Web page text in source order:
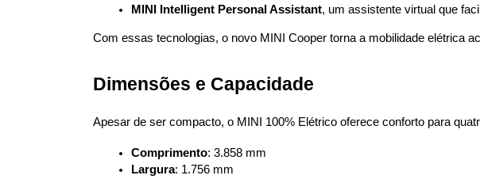
MINI Intelligent Personal Assistant, um assistente virtual que
Com essas tecnologias, o novo MINI Cooper torna a mobilidade elétrica
Dimensões e Capacidade
Apesar de ser compacto, o MINI 100% Elétrico oferece conforto para
Comprimento: 3.858 mm
Largura: 1.756 mm